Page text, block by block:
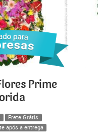
Prime
Frete Grátis
após a entrega